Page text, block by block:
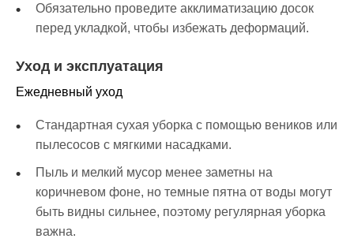
Обязательно проведите акклиматизацию досок
перед укладкой, чтобы избежать деформаций.
Уход и эксплуатация
Ежедневный уход
Стандартная сухая уборка с помощью веников или
пылесосов с мягкими насадками.
Пыль и мелкий мусор менее заметны на
коричневом фоне, но темные пятна от воды могут
быть видны сильнее, поэтому регулярная уборка
важна.